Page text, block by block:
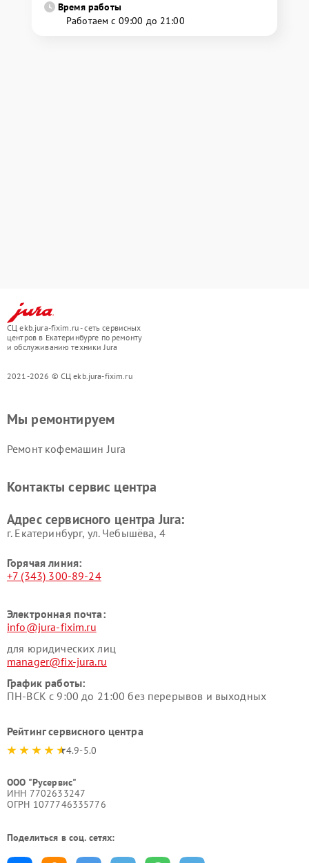
Время работы
Работаем с 09:00 до 21:00
СЦ ekb.jura-fixim.ru - сеть сервисных
центров в Екатеринбурге по ремонту
и обслуживанию техники Jura
2021-2026 © СЦ ekb.jura-fixim.ru
Мы ремонтируем
Ремонт кофемашин Jura
Контакты сервис центра
Адрес сервисного центра Jura:
г. Екатеринбург, ул. Чебышёва, 4
Горячая линия:
+7 (343) 300-89-24
Электронная почта:
info@jura-fixim.ru
для юридических лиц
manager@fix-jura.ru
График работы:
ПН-ВСК с 9:00 до 21:00 без перерывов и выходных
Рейтинг сервисного центра
4.9-5.0
ООО "Русервис"
ИНН 7702633247
ОГРН 1077746335776
Поделиться в соц. сетях: